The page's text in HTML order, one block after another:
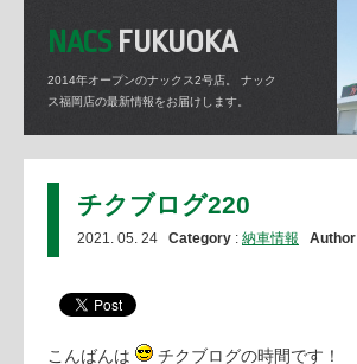
NACSFUKUOKA
2014年オープンのナックス2号店。
ナック
ス福岡店の最新情報をお届けします。
チクブログ220
2021. 05. 24 Category : 納車情報 Author
こんばんは チクブログの時間です！